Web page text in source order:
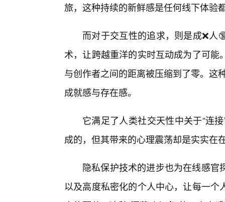
旅，这种持续的新鲜感是任何线下体验
而对于交互性的追求，则是成❌
术，让跨越重洋的实时互动成为了可
与创作者之间的距离被压缩到了零。这
成就感与存在感。
它满足了人类社交天性中关于“连
成的，但其带来的心理震荡却是实实在
隐私保护技术的进步也为在线感
以及高度私密化的个人中心，让每一